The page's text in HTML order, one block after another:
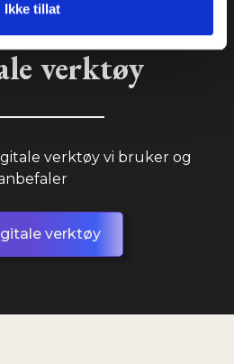
Ikke tillat
verktøy
verktøy vi bruker og
verktøy